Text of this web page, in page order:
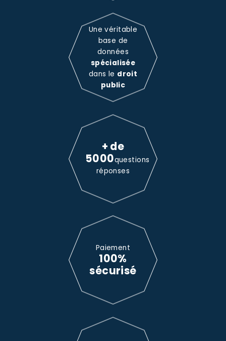
Une véritable
base de
données
spécialisée
dans le droit
public
+ de
5000questions
réponses
Paiement
100%
sécurisé